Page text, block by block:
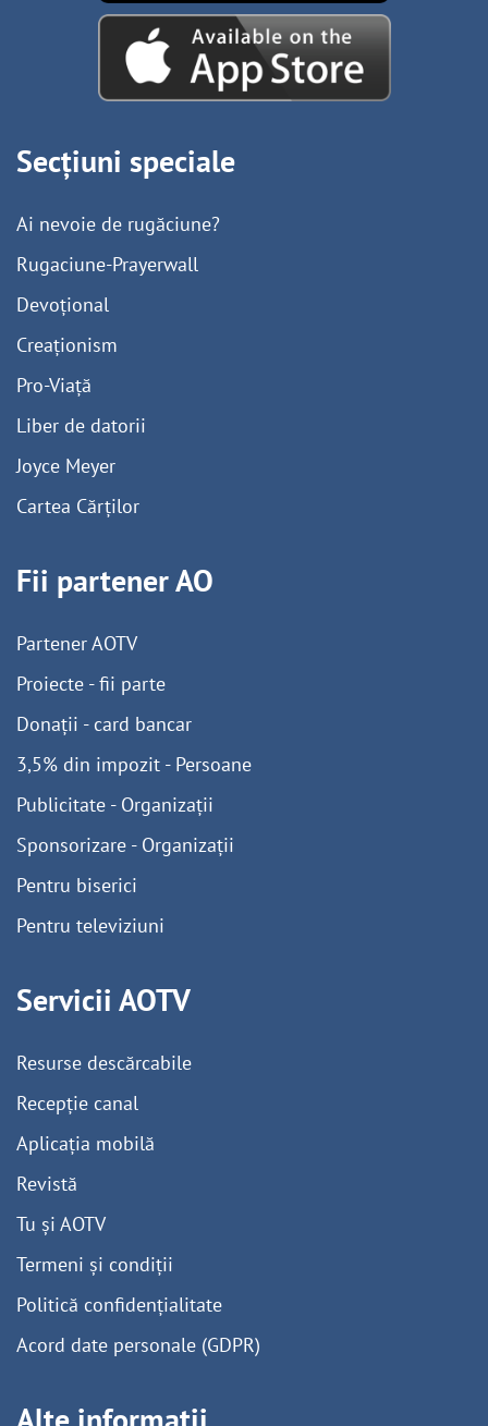
Secțiuni speciale
Ai nevoie de rugăciune?
Rugaciune-Prayerwall
Devoțional
Creaționism
Pro-Viață
Liber de datorii
Joyce Meyer
Cartea Cărților
Fii partener AO
Partener AOTV
Proiecte - fii parte
Donații - card bancar
3,5% din impozit - Persoane
Publicitate - Organizații
Sponsorizare - Organizații
Pentru biserici
Pentru televiziuni
Servicii AOTV
Resurse descărcabile
Recepție canal
Aplicația mobilă
Revistă
Tu și AOTV
Termeni și condiții
Politică confidențialitate
Acord date personale (GDPR)